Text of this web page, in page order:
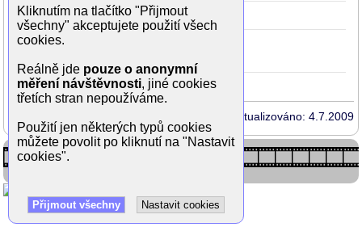
Vánoční Růženka1986 19
Slavné historky zbojnické
ve 3. díle Jan Jiří Grasel
Aktualizováno: 4.7.2009
Kliknutím na tlačítko "Přijmout
všechny" akceptujete použití všech
cookies.
Reálně jde pouze o anonymní
měření návštěvnosti, jiné cookies
třetích stran nepoužíváme.
Použití jen některých typů cookies
můžete povolit po kliknutí na "Nastavit
cookies".
Přijmout všechny Nastavit cookies